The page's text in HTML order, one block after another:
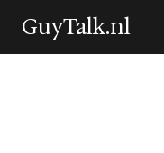
GuyTalk.nl